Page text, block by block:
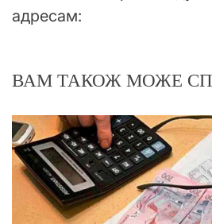
адресам:
ВАМ ТАКОЖ МОЖЕ